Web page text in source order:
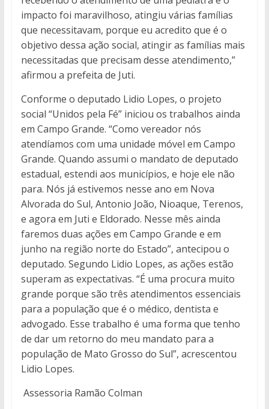
impacto foi maravilhoso, atingiu várias famílias
que necessitavam, porque eu acredito que é o
objetivo dessa ação social, atingir as famílias mais
necessitadas que precisam desse atendimento,”
afirmou a prefeita de Juti.
Conforme o deputado Lidio Lopes, o projeto
social “Unidos pela Fé” iniciou os trabalhos ainda
em Campo Grande. “Como vereador nós
atendíamos com uma unidade móvel em Campo
Grande. Quando assumi o mandato de deputado
estadual, estendi aos municípios, e hoje ele não
para. Nós já estivemos nesse ano em Nova
Alvorada do Sul, Antonio João, Nioaque, Terenos,
e agora em Juti e Eldorado. Nesse mês ainda
faremos duas ações em Campo Grande e em
junho na região norte do Estado”, antecipou o
deputado. Segundo Lidio Lopes, as ações estão
superam as expectativas. “É uma procura muito
grande porque são três atendimentos essenciais
para a população que é o médico, dentista e
advogado. Esse trabalho é uma forma que tenho
de dar um retorno do meu mandato para a
população de Mato Grosso do Sul”, acrescentou
Lidio Lopes.
Assessoria Ramão Colman